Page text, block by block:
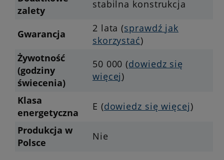
zalety
stabilna konstrukcja
Gwarancja 2 lata (sprawdź jak
skorzystać)
Żywotność
(godziny
świecenia)
50 000 (dowiedz się
więcej)
Klasa
energetyczna
E (dowiedz się więcej)
Produkcja w
Polsce
Nie